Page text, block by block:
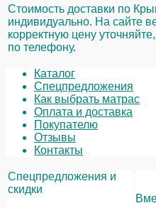
Стоимость доставки по
индивидуально. На сайте
корректную цену
по телефону.
Каталог
Спецпредложения
Как выбрать матрас
Оплата и доставка
Покупателю
Отзывы
Контакты
Спецпредложения и
скидки